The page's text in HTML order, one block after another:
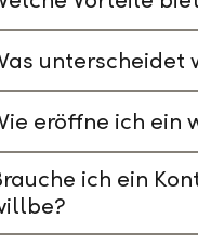
unterscheidet
eröffne ich ein
ich ein